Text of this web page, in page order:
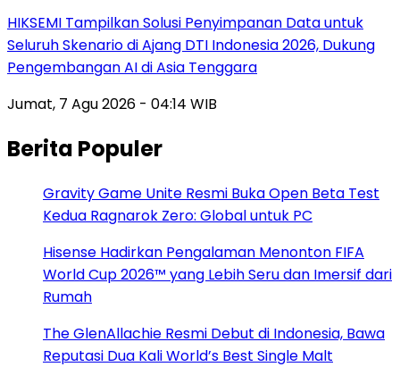
HIKSEMI Tampilkan Solusi Penyimpanan Data untuk
Seluruh Skenario di Ajang DTI Indonesia 2026, Dukung
Pengembangan AI di Asia Tenggara
Jumat, 7 Agu 2026 - 04:14 WIB
Berita Populer
Gravity Game Unite Resmi Buka Open Beta Test
Kedua Ragnarok Zero: Global untuk PC
Hisense Hadirkan Pengalaman Menonton FIFA
World Cup 2026™ yang Lebih Seru dan Imersif dari
Rumah
The GlenAllachie Resmi Debut di Indonesia, Bawa
Reputasi Dua Kali World’s Best Single Malt